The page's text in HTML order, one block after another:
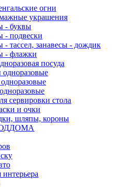
огни
украшения
- буквы
- подвески
- тассел, занавесы - дождик
- флажки
посуда
одноразовые
сервировки стола
и очки
шляпы, короны